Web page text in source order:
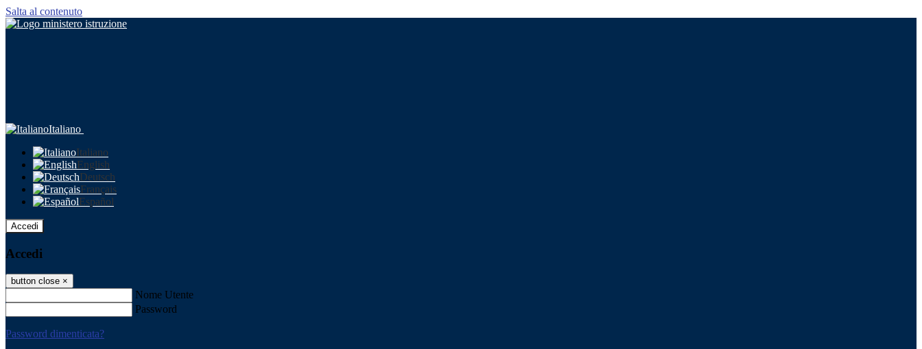
Salta al contenuto
Italiano
Italiano
English
Deutsch
Français
Español
Accedi
Accedi
button close ×
Nome Utente
Password
Password dimenticata?